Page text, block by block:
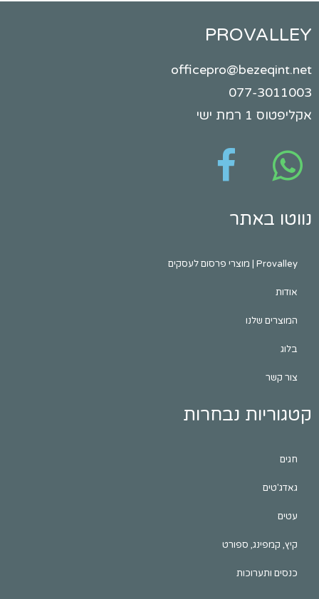
PROVALLEY
officepro@bezeqint.net
077-3011003
אקליפטוס 1 רמת ישי
נווטו באתר
Provalley | מוצרי פרסום לעסקים
אודות
המוצרים שלנו
בלוג
צור קשר
קטגוריות נבחרות
חגים
גאדג'טים
עטים
קיץ, קמפינג, ספורט
כנסים ותערוכות